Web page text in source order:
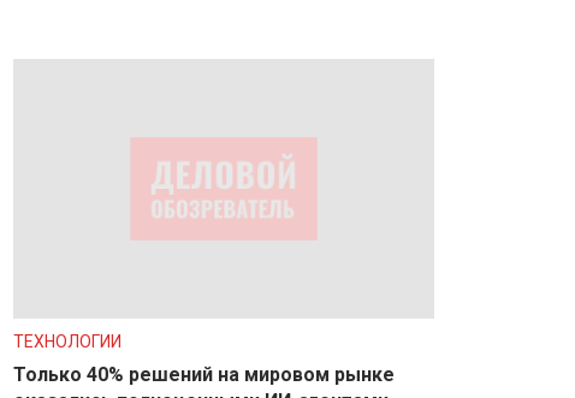
ТЕХНОЛОГИИ
Только 40% решений на мировом рынке